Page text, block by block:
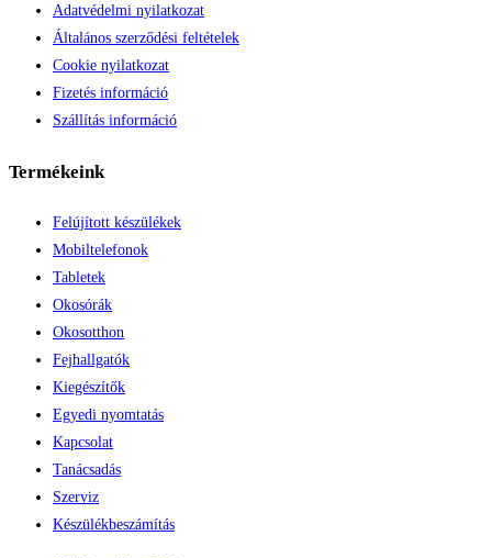
Adatvédelmi nyilatkozat
Általános szerződési feltételek
Cookie nyilatkozat
Fizetés információ
Szállítás információ
Termékeink
Felújított készülékek
Mobiltelefonok
Tabletek
Okosórák
Okosotthon
Fejhallgatók
Kiegészítők
Egyedi nyomtatás
Kapcsolat
Tanácsadás
Szerviz
Készülékbeszámítás